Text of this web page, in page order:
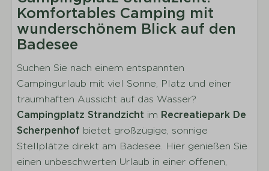
Komfortables Camping mit
wunderschönem Blick auf den
Badesee
Suchen Sie nach einem entspannten
Campingurlaub mit viel Sonne, Platz und einer
traumhaften Aussicht auf das Wasser?
Campingplatz Strandzicht im Recreatiepark De
Scherpenhof bietet großzügige, sonnige
Stellplätze direkt am Badesee. Hier genießen Sie
einen unbeschwerten Urlaub in einer offenen,